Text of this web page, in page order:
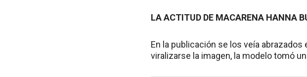
LA ACTITUD DE MACARENA HANNA
En la publicación se los veía abrazados
viralizarse la imagen, la modelo tomó